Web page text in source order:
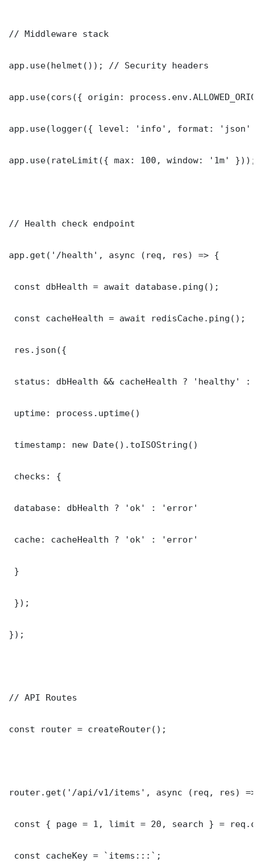
// Middleware stack
app.use(helmet()); // Security headers
app.use(cors({ origin:
app.use(logger({ level: 'info', format: 'json'
app.use(rateLimit({ max: 100, window: '1m' }));
// Health check endpoint
app.get('/health', async (req, res) => {
const dbHealth = await database.ping();
const cacheHealth = await redisCache.ping();
res.json({
status: dbHealth && cacheHealth ? 'healthy' :
uptime: process.uptime()
timestamp: new Date().toISOString()
checks: {
database: dbHealth ? 'ok' : 'error'
cache: cacheHealth ? 'ok' : 'error'
}
});
});
// API Routes
const router = createRouter();
router.get('/api/v1/items', async (req, res) =>
const { page = 1, limit = 20, search } =
const cacheKey = `items:::`;